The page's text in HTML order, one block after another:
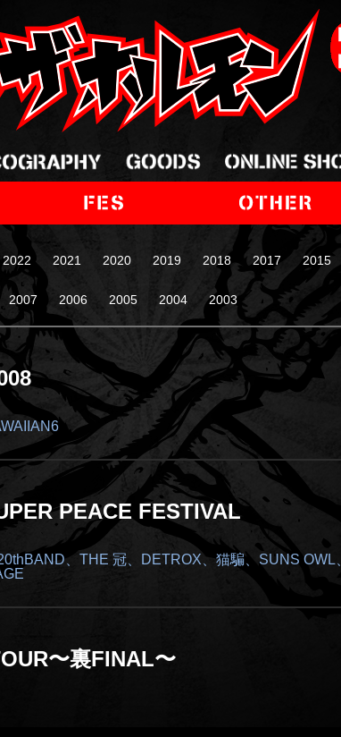
2022 2021 2020 2019 2018 2017 2015
2007 2006 2005 2004 2003
PEACE FESTIVAL
、THE 冠、DETROX、猫騙、SUNS OWL
〜裏FINAL〜